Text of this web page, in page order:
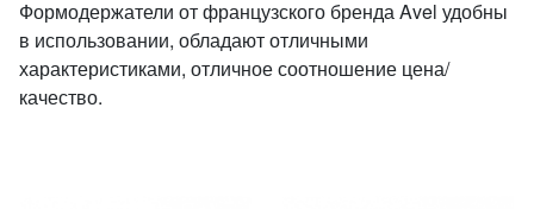
Формодержатели от французского бренда Avel удобны
в использовании, обладают отличными
характеристиками, отличное соотношение цена/
качество.